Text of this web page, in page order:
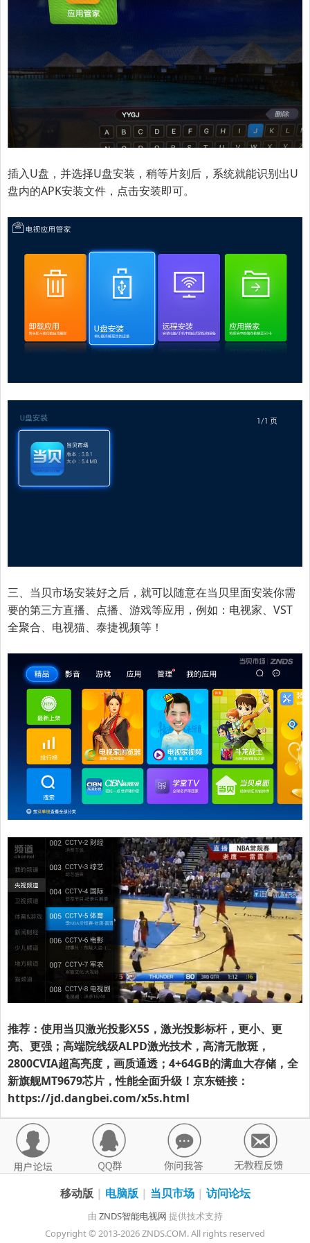
插入U盘，并选择U盘安装，稍等片刻后，系统就能识别出U
盘内的APK安装文件，点击安装即可。
三、当贝市场安装好之后，就可以随意在当贝里面安装你需
要的第三方直播、点播、游戏等应用，例如：电视家、VST
全聚合、电视猫、泰捷视频等！
推荐：使用当贝激光投影X5S，激光投影标杆，更小、更
亮、更强；高端院线级ALPD激光技术，高清无散斑，
2800CVIA超高亮度，画质通透；4+64GB的满血大存储，全
新旗舰MT9679芯片，性能全面升级！京东链接：
https://jd.dangbei.com/x5s.html
移动版 | 电脑版 | 当贝市场 | 访问论坛
由 ZNDS智能电视网 提供技术支持
Copyright © 2013-2026 ZNDS.COM. All rights reserved